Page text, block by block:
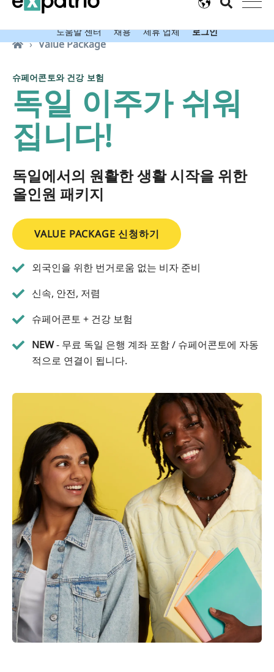
속보: Value Package로 무료 Expatrio 은행 계좌를 받으세요!
도움말 센터
채용 제휴 업체 로그인
Value Package
슈페어콘토와 건강 보험
독일 이주가 쉬워
집니다!
독일에서의 원활한 생활 시작을 위한
올인원 패키지
VALUE PACKAGE 신청하기
외국인을 위한 번거로움 없는 비자 준비
신속, 안전, 저렴
슈페어콘토 + 건강 보험
NEW- 무료 독일 은행 계좌 포함 / 슈페어콘토에 자동
적으로 연결이 됩니다.